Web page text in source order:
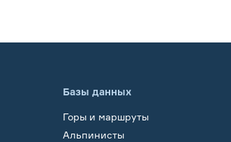
Базы данных
Горы и маршруты
Альпинисты